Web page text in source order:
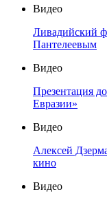
Видео
Ливадийский
Пантелеевым
Видео
Презентация
Евразии»
Видео
Алексей
кино
Видео